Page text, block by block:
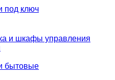
под ключ
и шкафы управления
бытовые